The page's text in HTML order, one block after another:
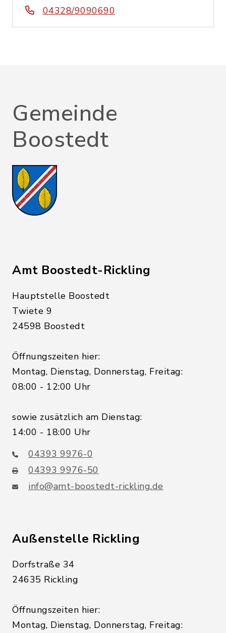
04328/9090690
Gemeinde
Boostedt
Amt Boostedt-Rickling
Hauptstelle Boostedt
Twiete 9
24598 Boostedt
Öffnungszeiten hier:
Montag, Dienstag, Donnerstag, Freitag:
08:00 - 12:00 Uhr
sowie zusätzlich am Dienstag:
14:00 - 18:00 Uhr
04393 9976-0
04393 9976-50
info@amt-boostedt-rickling.de
Außenstelle Rickling
Dorfstraße 34
24635 Rickling
Öffnungszeiten hier:
Montag, Dienstag, Donnerstag, Freitag: